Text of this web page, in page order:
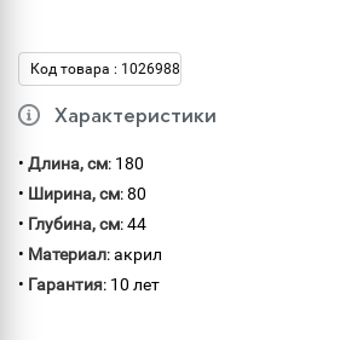
Код товара : 1026988
Характеристики
• Длина, см: 180
• Ширина, см: 80
• Глубина, см: 44
• Материал: акрил
• Гарантия: 10 лет